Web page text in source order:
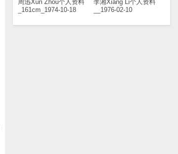
周迅Xun Zhou个人资料
_161cm_1974-10-18
李湘Xiang Li个人资料
__1976-02-10